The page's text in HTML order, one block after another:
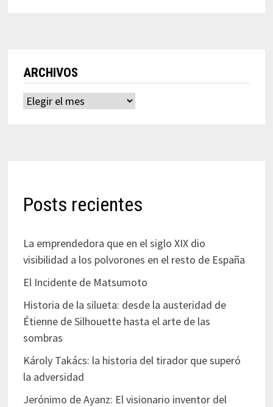
ARCHIVOS
Archivos
Posts recientes
La emprendedora que en el siglo XIX dio
visibilidad a los polvorones en el resto de España
El Incidente de Matsumoto
Historia de la silueta: desde la austeridad de
Étienne de Silhouette hasta el arte de las
sombras
Károly Takács: la historia del tirador que superó
la adversidad
Jerónimo de Ayanz: El visionario inventor del